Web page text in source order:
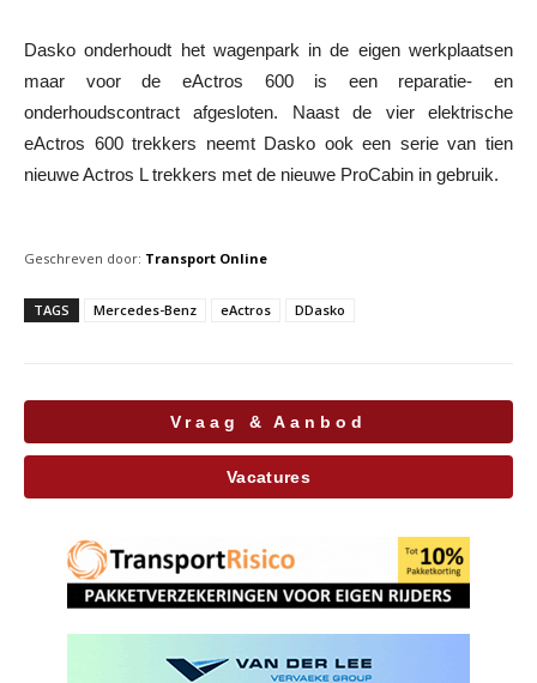
Dasko onderhoudt het wagenpark in de eigen werkplaatsen
maar voor de eActros 600 is een reparatie- en
onderhoudscontract afgesloten. Naast de vier elektrische
eActros 600 trekkers neemt Dasko ook een serie van tien
nieuwe Actros L trekkers met de nieuwe ProCabin in gebruik.
Geschreven door: Transport Online
TAGS Mercedes-Benz eActros DDasko
Vraag & Aanbod
Vacatures